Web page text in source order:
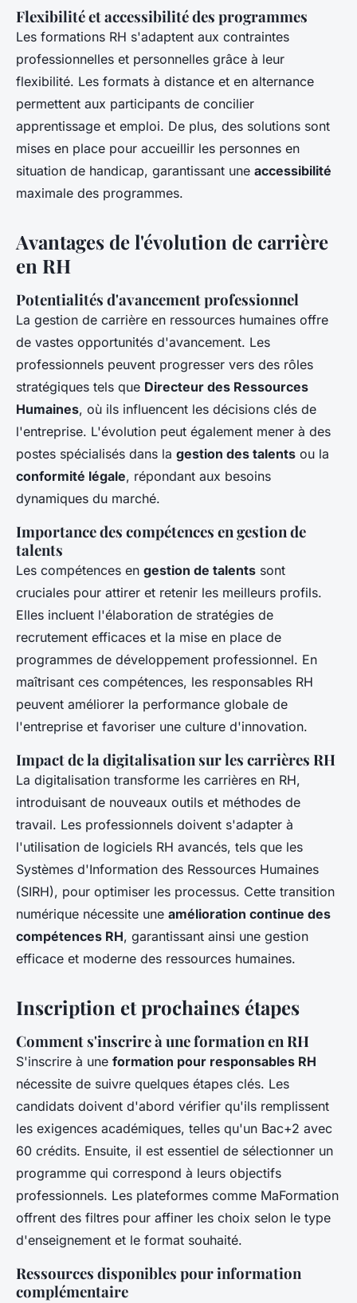
Flexibilité et accessibilité des programmes
Les formations RH s'adaptent aux contraintes
professionnelles et personnelles grâce à leur
flexibilité. Les formats à distance et en alternance
permettent aux participants de concilier
apprentissage et emploi. De plus, des solutions sont
mises en place pour accueillir les personnes en
situation de handicap, garantissant une accessibilité
maximale des programmes.
Avantages de l'évolution de carrière
en RH
Potentialités d'avancement professionnel
La gestion de carrière en ressources humaines offre
de vastes opportunités d'avancement. Les
professionnels peuvent progresser vers des rôles
stratégiques tels que Directeur des Ressources
Humaines, où ils influencent les décisions clés de
l'entreprise. L'évolution peut également mener à des
postes spécialisés dans la gestion des talents ou la
conformité légale, répondant aux besoins
dynamiques du marché.
Importance des compétences en gestion de
talents
Les compétences en gestion de talents sont
cruciales pour attirer et retenir les meilleurs profils.
Elles incluent l'élaboration de stratégies de
recrutement efficaces et la mise en place de
programmes de développement professionnel. En
maîtrisant ces compétences, les responsables RH
peuvent améliorer la performance globale de
l'entreprise et favoriser une culture d'innovation.
Impact de la digitalisation sur les carrières RH
La digitalisation transforme les carrières en RH,
introduisant de nouveaux outils et méthodes de
travail. Les professionnels doivent s'adapter à
l'utilisation de logiciels RH avancés, tels que les
Systèmes d'Information des Ressources Humaines
(SIRH), pour optimiser les processus. Cette transition
numérique nécessite une amélioration continue des
compétences RH, garantissant ainsi une gestion
efficace et moderne des ressources humaines.
Inscription et prochaines étapes
Comment s'inscrire à une formation en RH
S'inscrire à une formation pour responsables RH
nécessite de suivre quelques étapes clés. Les
candidats doivent d'abord vérifier qu'ils remplissent
les exigences académiques, telles qu'un Bac+2 avec
60 crédits. Ensuite, il est essentiel de sélectionner un
programme qui correspond à leurs objectifs
professionnels. Les plateformes comme MaFormation
offrent des filtres pour affiner les choix selon le type
d'enseignement et le format souhaité.
Ressources disponibles pour information
complémentaire